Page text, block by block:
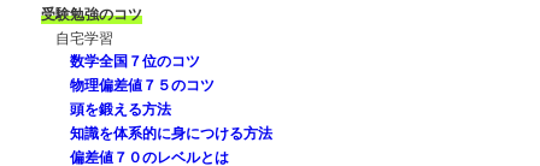
受験勉強のコツ
自宅学習
数学全国７位のコツ
物理偏差値７５のコツ
頭を鍛える方法
知識を体系的に身につける方法
偏差値７０のレベルとは